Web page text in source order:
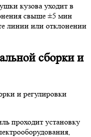
кузова уходит в
свыше ±5 мин
линии или отклонении
сборки и
проходит установку